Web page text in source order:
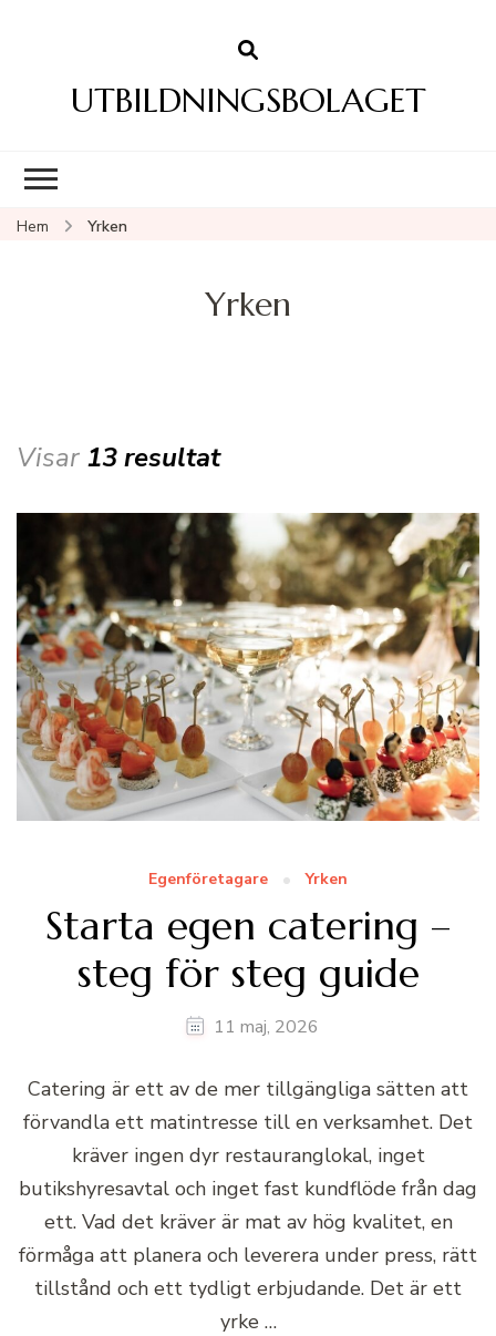
UTBILDNINGSBOLAGET
Hem Yrken
Yrken
Visar 13 resultat
Egenföretagare Yrken
Starta egen catering –
steg för steg guide
11 maj, 2026
Catering är ett av de mer tillgängliga sätten att
förvandla ett matintresse till en verksamhet. Det
kräver ingen dyr restauranglokal, inget
butikshyresavtal och inget fast kundflöde från dag
ett. Vad det kräver är mat av hög kvalitet, en
förmåga att planera och leverera under press, rätt
tillstånd och ett tydligt erbjudande. Det är ett
yrke …